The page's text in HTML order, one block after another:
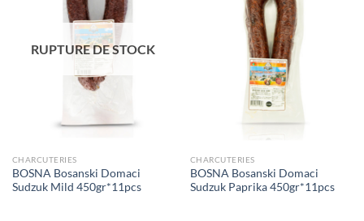
RUPTURE DE STOCK
CHARCUTERIES
BOSNA Bosanski Domaci
Sudzuk Mild 450gr*11pcs
CHARCUTERIES
BOSNA Bosanski Domaci
Sudzuk Paprika 450gr*11pcs